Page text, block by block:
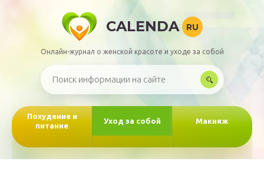
CALENDA RU
Онлайн-журнал о женской красоте и уходе за собой
Похудение и
питание
Уход за собой Макияж